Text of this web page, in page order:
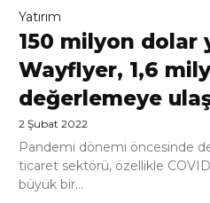
Yatırım
150 milyon dolar
Wayflyer, 1,6
değerlemeye
2 Şubat 2022
Pandemi dönemi öncesinde
ticaret sektörü, özellikle
büyük bir...